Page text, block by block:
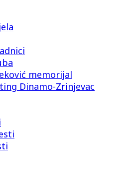
memorijal
Dinamo-Zrinjevac